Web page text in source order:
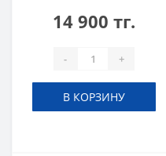
14 900 тг.
- +
В КОРЗИНУ